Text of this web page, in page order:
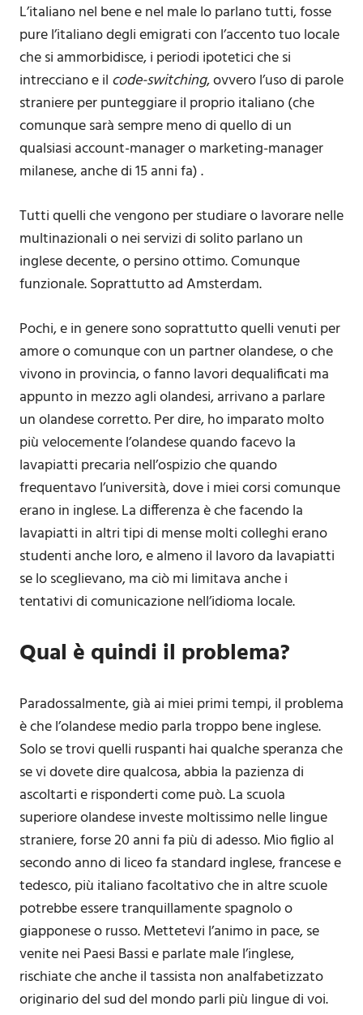
L’italiano nel bene e nel male lo parlano tutti, fosse
pure l’italiano degli emigrati con l’accento tuo locale
che si ammorbidisce, i periodi ipotetici che si
intrecciano e il code-switching, ovvero l’uso di parole
straniere per punteggiare il proprio italiano (che
comunque sarà sempre meno di quello di un
qualsiasi account-manager o marketing-manager
milanese, anche di 15 anni fa) .
Tutti quelli che vengono per studiare o lavorare nelle
multinazionali o nei servizi di solito parlano un
inglese decente, o persino ottimo. Comunque
funzionale. Soprattutto ad Amsterdam.
Pochi, e in genere sono soprattutto quelli venuti per
amore o comunque con un partner olandese, o che
vivono in provincia, o fanno lavori dequalificati ma
appunto in mezzo agli olandesi, arrivano a parlare
un olandese corretto. Per dire, ho imparato molto
più velocemente l’olandese quando facevo la
lavapiatti precaria nell’ospizio che quando
frequentavo l’università, dove i miei corsi comunque
erano in inglese. La differenza è che facendo la
lavapiatti in altri tipi di mense molti colleghi erano
studenti anche loro, e almeno il lavoro da lavapiatti
se lo sceglievano, ma ciò mi limitava anche i
tentativi di comunicazione nell’idioma locale.
Qual è quindi il problema?
Paradossalmente, già ai miei primi tempi, il problema
è che l’olandese medio parla troppo bene inglese.
Solo se trovi quelli ruspanti hai qualche speranza che
se vi dovete dire qualcosa, abbia la pazienza di
ascoltarti e risponderti come può. La scuola
superiore olandese investe moltissimo nelle lingue
straniere, forse 20 anni fa più di adesso. Mio figlio al
secondo anno di liceo fa standard inglese, francese e
tedesco, più italiano facoltativo che in altre scuole
potrebbe essere tranquillamente spagnolo o
giapponese o russo. Mettetevi l’animo in pace, se
venite nei Paesi Bassi e parlate male l’inglese,
rischiate che anche il tassista non analfabetizzato
originario del sud del mondo parli più lingue di voi.